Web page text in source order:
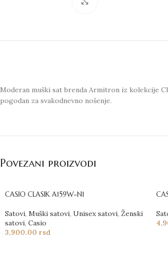
Moderan muški sat brenda Armitron iz kolekcije
pogodan za svakodnevno nošenje.
Povezani proizvodi
CASIO CLASIK A159W-N1
Satovi, Muški satovi, Unisex satovi, Ženski
satovi, Casio
3,900.00 rsd